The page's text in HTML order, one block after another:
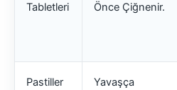
Tabletleri
Önce Çiğnenir.
Pastiller
Yavaşça